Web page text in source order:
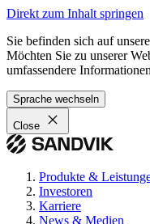
Direkt zum Inhalt springen
Sie befinden sich auf
Möchten Sie zu unserer
umfassendere
Sprache wechseln
Close
Produkte &
Investoren
Karriere
News & Medien